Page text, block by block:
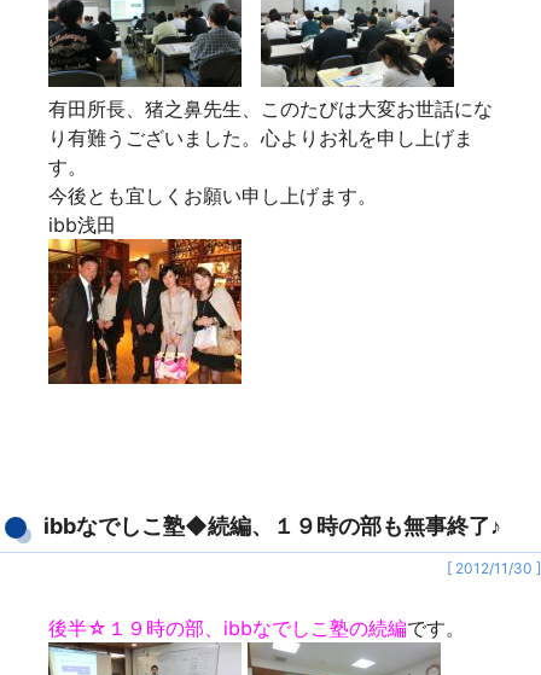
有田所長、猪之鼻先生、このたびは大変お世話にな
り有難うございました。心よりお礼を申し上げま
す。
今後とも宜しくお願い申し上げます。
ibb浅田
ibbなでしこ塾◆続編、１９時の部も無事終了♪
[ 2012/11/30 ]
後半☆１９時の部、ibbなでしこ塾の続編です。